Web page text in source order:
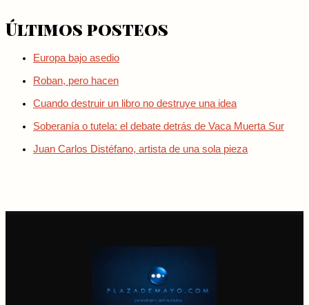
Últimos posteos
Europa bajo asedio
Roban, pero hacen
Cuando destruir un libro no destruye una idea
Soberanía o tutela: el debate detrás de Vaca Muerta Sur
Juan Carlos Distéfano, artista de una sola pieza